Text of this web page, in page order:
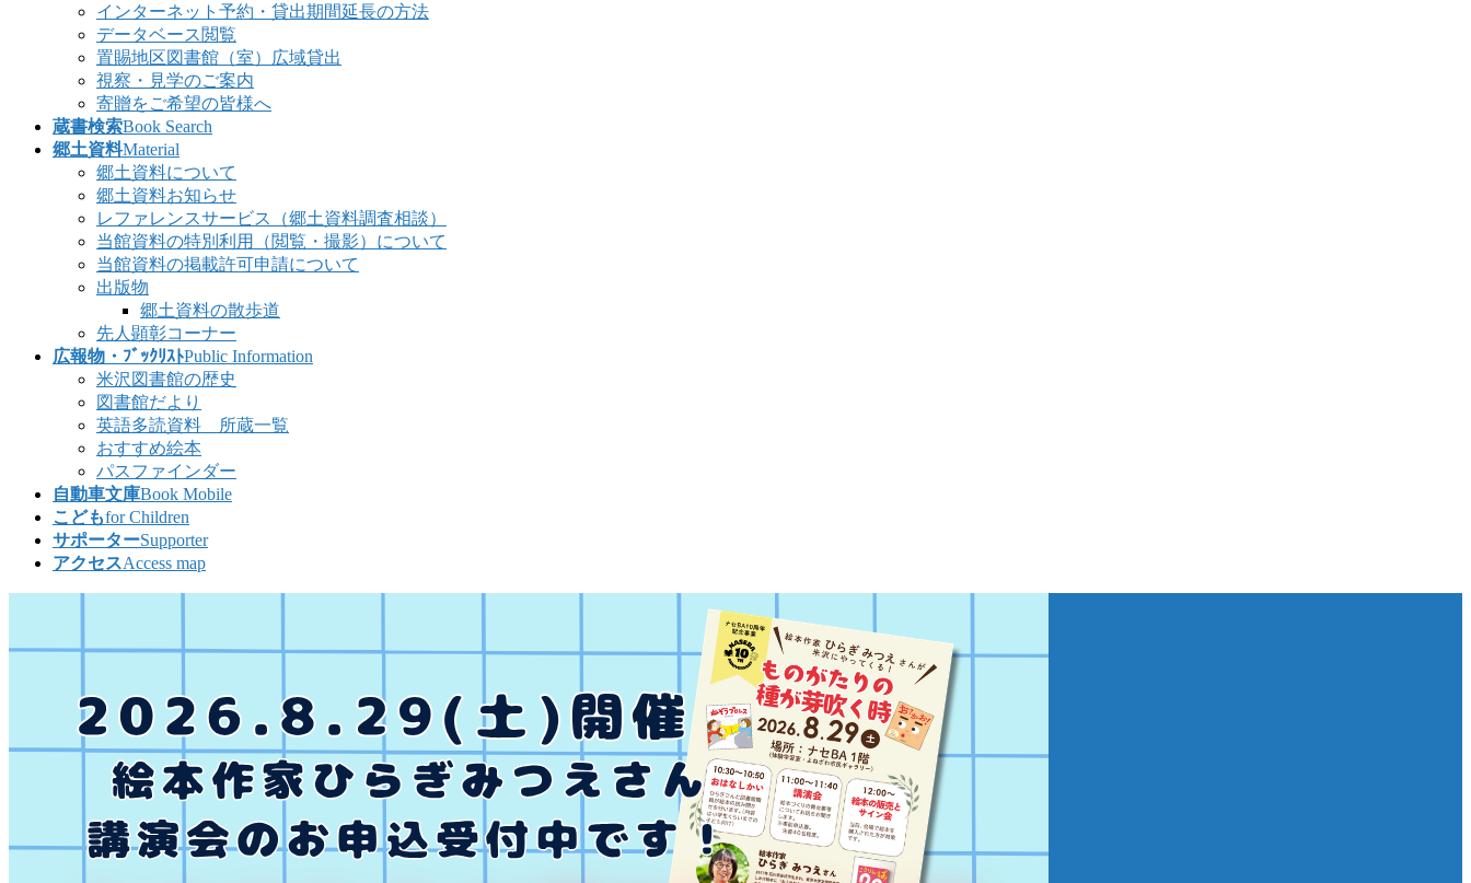
インターネット予約・貸出期間延長の方法
データベース閲覧
置賜地区図書館（室）広域貸出
視察・見学のご案内
寄贈をご希望の皆様へ
蔵書検索Book Search
郷土資料Material
郷土資料について
郷土資料お知らせ
レファレンスサービス（郷土資料調査相談）
当館資料の特別利用（閲覧・撮影）について
当館資料の掲載許可申請について
出版物
郷土資料の散歩道
先人顕彰コーナー
広報物・ﾌﾞｯｸﾘｽﾄPublic Information
米沢図書館の歴史
図書館だより
英語多読資料 所蔵一覧
おすすめ絵本
パスファインダー
自動車文庫Book Mobile
こどもfor Children
サポーターSupporter
アクセスAccess map